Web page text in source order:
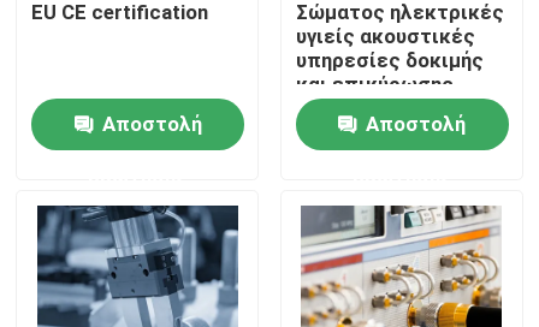
εξεταστικά προϊόντα
Υπηρεσία πιστοποίησης
EU CE certification
Αποστολή
Σώματος ηλεκτρικές
υγιείς ακουστικές
υπηρεσίες δοκιμής
και επικύρωσης
τρίτου καισίου
εργαστηρίων EFT
ηλεκτρονικής
Αποστολή